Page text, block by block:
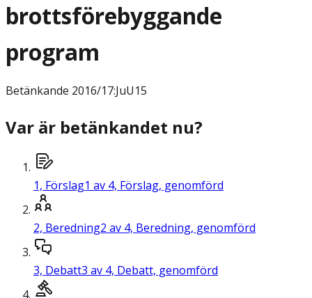
brottsförebyggande
program
Betänkande 2016/17:JuU15
Var är betänkandet nu?
1, Förslag1 av 4, Förslag, genomförd
2, Beredning2 av 4, Beredning, genomförd
3, Debatt3 av 4, Debatt, genomförd